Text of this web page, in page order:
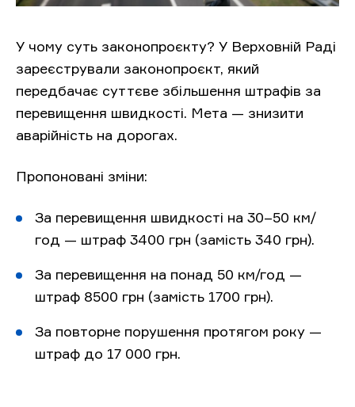
У чому суть законопроєкту? У Верховній Раді
зареєстрували законопроєкт, який
передбачає суттєве збільшення штрафів за
перевищення швидкості. Мета — знизити
аварійність на дорогах.
Пропоновані зміни:
За перевищення швидкості на 30–50 км/
год — штраф 3400 грн (замість 340 грн).
За перевищення на понад 50 км/год —
штраф 8500 грн (замість 1700 грн).
За повторне порушення протягом року —
штраф до 17 000 грн.